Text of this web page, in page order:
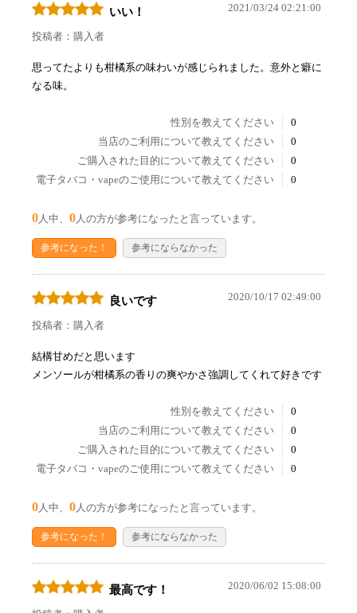
いい！ 2021/03/24 02:21:00
投稿者：購入者
思ってたよりも柑橘系の味わいが感じられました。意外と癖に
なる味。
性別を教えてください
0
当店のご利用について教えてください
0
ご購入された目的について教えてください
0
電子タバコ・vapeのご使用について教えてください
0
0 人中、 0 人の方が参考になったと言っています。
参考になった！ 参考にならなかった
良いです 2020/10/17 02:49:00
投稿者：購入者
結構甘めだと思います
メンソールが柑橘系の香りの爽やかさ強調してくれて好きです
性別を教えてください
0
当店のご利用について教えてください
0
ご購入された目的について教えてください
0
電子タバコ・vapeのご使用について教えてください
0
0 人中、 0 人の方が参考になったと言っています。
参考になった！ 参考にならなかった
最高です！ 2020/06/02 15:08:00